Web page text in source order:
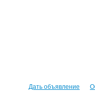
Дать объявление